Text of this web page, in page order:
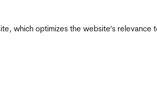
which optimizes the website's